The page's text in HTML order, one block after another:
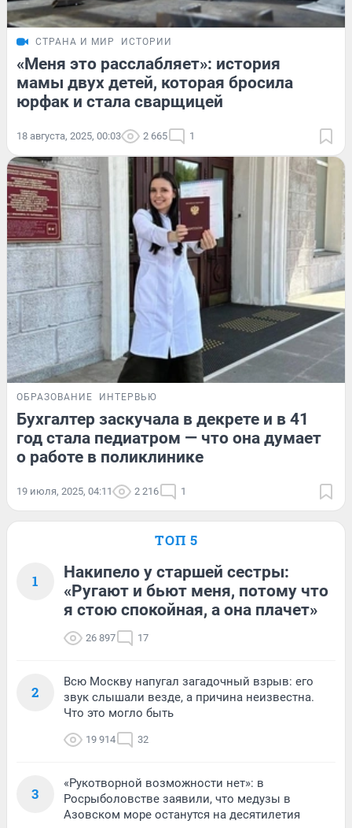
СТРАНА И МИР ИСТОРИИ
«Меня это расслабляет»: история
мамы двух детей, которая бросила
юрфак и стала сварщицей
18 августа, 2025, 00:03 2 665 1
ОБРАЗОВАНИЕ ИНТЕРВЬЮ
Бухгалтер заскучала в декрете и в 41
год стала педиатром — что она думает
о работе в поликлинике
19 июля, 2025, 04:11 2 216 1
ТОП 5
1
Накипело у старшей сестры:
«Ругают и бьют меня, потому что
я стою спокойная, а она плачет»
26 897 17
2
Всю Москву напугал загадочный взрыв: его
звук слышали везде, а причина неизвестна.
Что это могло быть
19 914 32
3
«Рукотворной возможности нет»: в
Росрыболовстве заявили, что медузы в
Азовском море останутся на десятилетия